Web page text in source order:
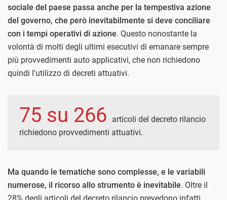
sociale del paese passa anche per la tempestiva azione
del governo, che però inevitabilmente si deve conciliare
con i tempi operativi di azione. Questo nonostante la
volontà di molti degli ultimi esecutivi di emanare sempre
più provvedimenti auto applicativi, che non richiedono
quindi l'utilizzo di decreti attuativi.
75 su 266
articoli del decreto rilancio
richiedono provvedimenti attuativi.
Ma quando le tematiche sono complesse, e le variabili
numerose, il ricorso allo strumento è inevitabile. Oltre il